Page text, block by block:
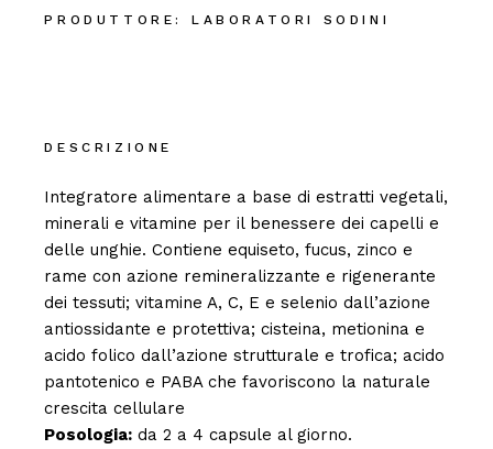
PRODUTTORE:
LABORATORI SODINI
DESCRIZIONE
Integratore alimentare a base di estratti vegetali,
minerali e vitamine per il benessere dei capelli e
delle unghie. Contiene equiseto, fucus, zinco e
rame con azione remineralizzante e rigenerante
dei tessuti; vitamine A, C, E e selenio dall’azione
antiossidante e protettiva; cisteina, metionina e
acido folico dall’azione strutturale e trofica; acido
pantotenico e PABA che favoriscono la naturale
crescita cellulare
Posologia: da 2 a 4 capsule al giorno.